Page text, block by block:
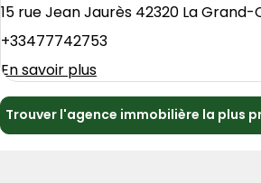
15 rue Jean Jaurès 42320 La Grand-
+33477742753
En savoir plus
Trouver l'agence immobilière la plus